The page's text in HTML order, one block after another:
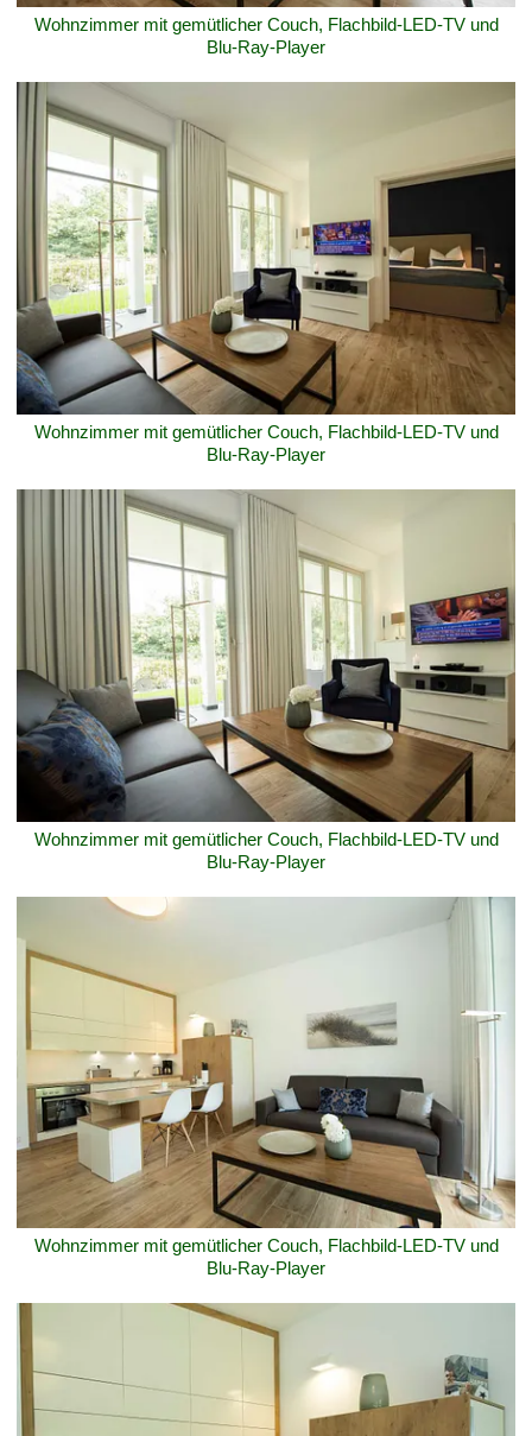
Wohnzimmer mit gemütlicher Couch, Flachbild-LED-TV und
Blu-Ray-Player
Wohnzimmer mit gemütlicher Couch, Flachbild-LED-TV und
Blu-Ray-Player
Wohnzimmer mit gemütlicher Couch, Flachbild-LED-TV und
Blu-Ray-Player
Wohnzimmer mit gemütlicher Couch, Flachbild-LED-TV und
Blu-Ray-Player